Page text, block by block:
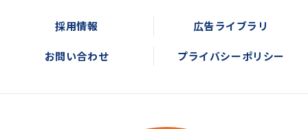
採用情報 広告ライブラリ
お問い合わせ プライバシーポリシー